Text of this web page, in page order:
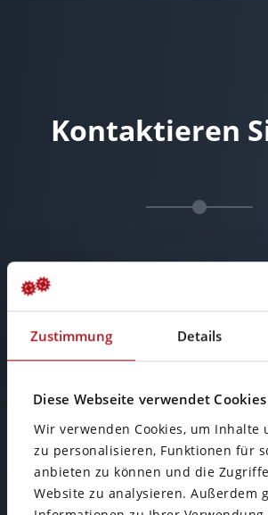
Zustimmung Details
Diese Webseite verwendet Cookies
Wir verwenden Cookies, um Inhalte
zu personalisieren, Funktionen für
anbieten zu können und die
Website zu analysieren. Außerdem
Kontaktieren
Büro
Mainzer Straße 75
65189 Wiesbaden